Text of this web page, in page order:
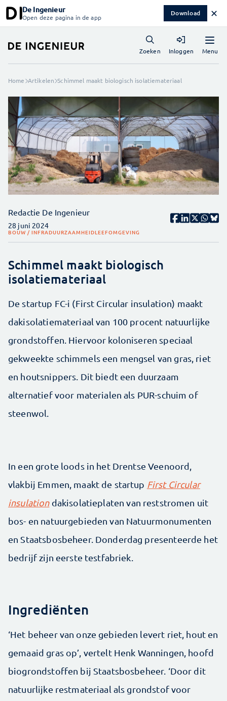
De Ingenieur
Open deze pagina in de app Download ✕
Menu
Zoeken Inloggen
Home Artikelen Schimmel maakt biologisch isolatiemateriaal
Redactie De Ingenieur
28 juni 2024
BOUW / INFRADUURZAAMHEIDLEEFOMGEVING
Schimmel maakt biologisch
isolatiemateriaal
De startup FC-i (First Circular insulation) maakt
dakisolatiemateriaal van 100 procent natuurlijke
grondstoffen. Hiervoor koloniseren speciaal
gekweekte schimmels een mengsel van gras, riet
en houtsnippers. Dit biedt een duurzaam
alternatief voor materialen als PUR-schuim of
steenwol.
In een grote loods in het Drentse Veenoord,
vlakbij Emmen, maakt de startup First Circular
insulationdakisolatieplaten van reststromen uit
bos- en natuurgebieden van Natuurmonumenten
en Staatsbosbeheer. Donderdag presenteerde het
bedrijf zijn eerste testfabriek.
Ingrediënten
‘Het beheer van onze gebieden levert riet, hout en
gemaaid gras op’, vertelt Henk Wanningen, hoofd
biogrondstoffen bij Staatsbosbeheer. ‘Door dit
natuurlijke restmateriaal als grondstof voor